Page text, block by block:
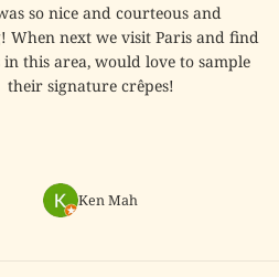
so nice and courteous and
When next we visit Paris and find
in this area, would love to sample
their signature crêpes!
Ken Mah